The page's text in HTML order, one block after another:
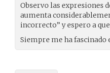
Observo las expresiones
aumenta
incorrecto” y espero a
Siempre me ha